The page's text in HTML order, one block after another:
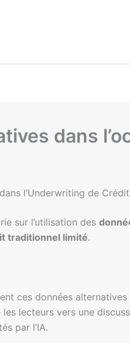
dans
l’Underwriting de Crédit
sur l’utilisation des
traditionnel limité.
ces données
lecteurs vers une
par l’IA.